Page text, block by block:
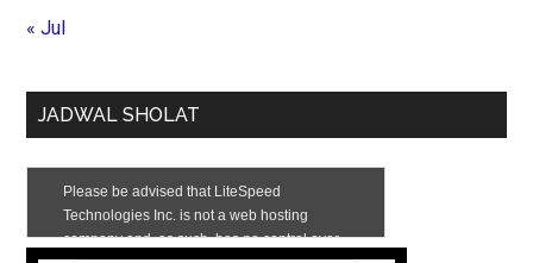
« Jul
JADWAL SHOLAT